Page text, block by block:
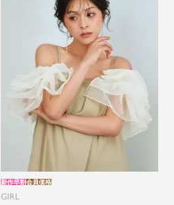
GIRL
新作早割会員価格